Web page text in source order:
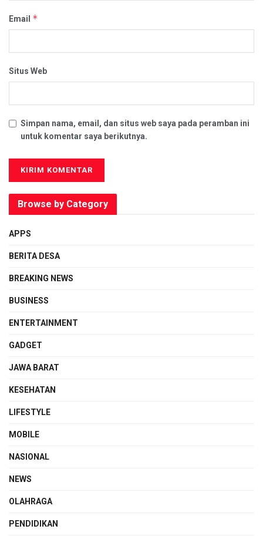
Email *
Situs Web
Simpan nama, email, dan situs web saya pada peramban ini
untuk komentar saya berikutnya.
Browse by Category
APPS
BERITA DESA
BREAKING NEWS
BUSINESS
ENTERTAINMENT
GADGET
JAWA BARAT
KESEHATAN
LIFESTYLE
MOBILE
NASIONAL
NEWS
OLAHRAGA
PENDIDIKAN